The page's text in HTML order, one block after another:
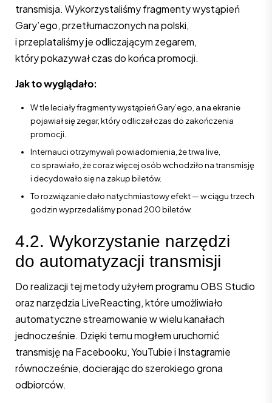
transmisja. Wykorzystaliśmy fragmenty wystąpień
Gary’ego, przetłumaczonych na polski,
i przeplataliśmy je odliczającym zegarem,
który pokazywał czas do końca promocji.
Jak to wyglądało:
W tle leciały fragmenty wystąpień Gary’ego, a na ekranie
pojawiał się zegar, który odliczał czas do zakończenia
promocji.
Internauci otrzymywali powiadomienia, że trwa live,
co sprawiało, że coraz więcej osób wchodziło na transmisję
i decydowało się na zakup biletów.
To rozwiązanie dało natychmiastowy efekt — w ciągu trzech
godzin wyprzedaliśmy ponad 200 biletów.
4.2. Wykorzystanie narzędzi
do automatyzacji transmisji
Do realizacji tej metody użyłem programu OBS Studio
oraz narzędzia LiveReacting, które umożliwiało
automatyczne streamowanie w wielu kanałach
jednocześnie. Dzięki temu mogłem uruchomić
transmisję na Facebooku, YouTubie i Instagramie
równocześnie, docierając do szerokiego grona
odbiorców.